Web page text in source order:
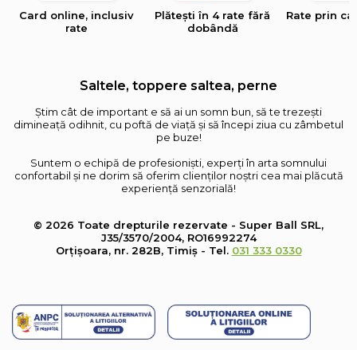
Card online, inclusiv
rate
Plătești în 4 rate fără
dobândă
Rate prin
Saltele, toppere saltea, perne
Știm cât de important e să ai un somn bun, să te trezești
dimineață odihnit, cu poftă de viață și să începi ziua cu zâmbetul
pe buze!
Suntem o echipă de profesioniști, experți în arta somnului
confortabil și ne dorim să oferim clienților noștri cea mai plăcută
experiență senzorială!
© 2026 Toate drepturile rezervate - Super Ball SRL,
J35/3570/2004, RO16992274
Orțișoara, nr. 282B, Timiș - Tel. 031 333 0330